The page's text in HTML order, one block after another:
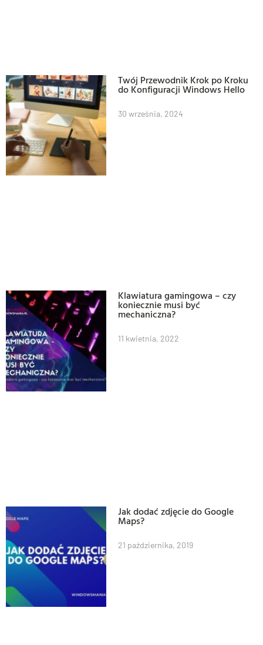
Twój Przewodnik Krok po Kroku
do Konfiguracji Windows Hello
30 września, 2024
Klawiatura gamingowa – czy
koniecznie musi być
mechaniczna?
11 kwietnia, 2022
Jak dodać zdjęcie do Google
Maps?
21 października, 2019